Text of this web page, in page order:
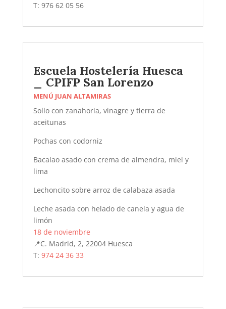
T: 976 62 05 56
Escuela Hostelería Huesca
_ CPIFP San Lorenzo
MENÚ JUAN ALTAMIRAS
Sollo con zanahoria, vinagre y tierra de
aceitunas
Pochas con codorniz
Bacalao asado con crema de almendra, miel y
lima
Lechoncito sobre arroz de calabaza asada
Leche asada con helado de canela y agua de
limón
18 de noviembre
📍C. Madrid, 2, 22004 Huesca
T: 974 24 36 33